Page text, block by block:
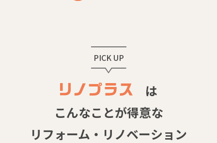
PICK UP
は
こんなことが得意な
リフォーム・ リノベーション